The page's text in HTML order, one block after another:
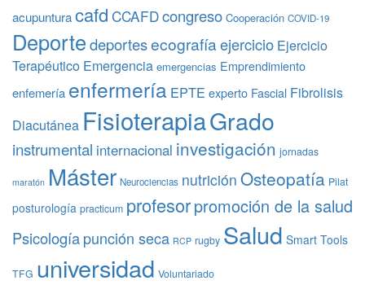
acupunturacafd CCAFDcongreso Cooperación COVID-19
Deportedeportesecografíaejercicio Ejercicio
Terapéutico Emergencia emergencias Emprendimiento
enfemería enfermería EPTE experto Fascial Fibrolisis
Diacutánea FisioterapiaGrado
instrumental internacional investigación jornadas
maratón Máster Neurociencias nutrición Osteopatía Pilat
posturología practicum profesorpromoción de la salud
Psicologíapunción seca RCP rugby Salud Smart Tools
TFG universidad Voluntariado